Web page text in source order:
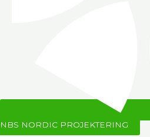
NBS NORDIC PROJEKTERING